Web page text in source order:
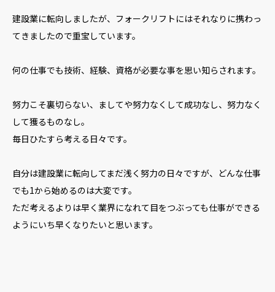
建設業に転向しましたが、フォークリフトにはそれなりに携わっ
てきましたので重宝しています。
何の仕事でも技術、経験、資格が必要な事を思い知らされます。
努力こそ裏切らない、ましてや努力なくして成功なし、努力なく
して獲るものなし。
毎日ひたすら考える日々です。
自分は建設業に転向してまだ浅く努力の日々ですが、どんな仕事
でも1から始めるのは大変です。
ただ考えるよりは早く業界になれて目をつぶっても仕事ができる
ようにいち早くなりたいと思います。